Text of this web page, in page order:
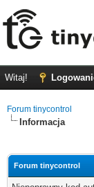
Witaj!
Forum tinycontrol
Informacja
Forum tinycontrol